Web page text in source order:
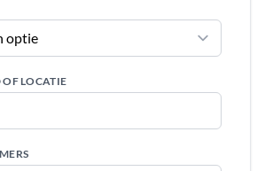
OF LOCATIE